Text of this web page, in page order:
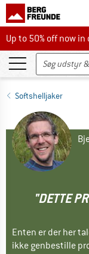
Up to 50% off now in
Up to 50% off now
Softshelljaker
"DETTE
Enten er der her
ikke genbestille